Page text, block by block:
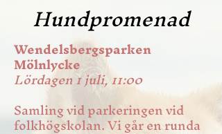
Hundpromenad
Wendelsbergsparken
Mölnlycke
Lördagen 1 juli, 11:00
Samling vid parkeringen vid
folkhögskolan. Vi går en runda